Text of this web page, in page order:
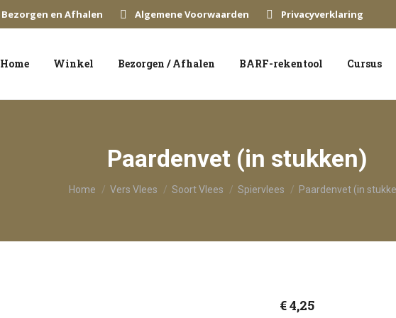
Bezorgen en Afhalen Algemene Voorwaarden Privacyverklaring
Home Winkel Bezorgen / Afhalen BARF-rekentool Cursus
Paardenvet (in stukken)
Je bent hier:
Home Vers Vlees Soort Vlees Spiervlees Paardenvet (in
€4,25